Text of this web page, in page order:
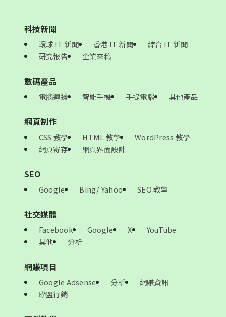
科技新聞
環球 IT 新聞 香港 IT 新聞
綜合 IT 新聞
研究報告
企業來稿
數碼產品
電腦週邊 智能手機 手提電腦 其他產品
網頁制作
CSS 教學 HTML 教學
WordPress 教學
網頁寄存
網頁界面設計
SEO
Google Bing/ Yahoo SEO 教學
社交媒體
Facebook Google X
YouTube
其他
分析
網賺項目
Google Adsense 分析
網賺資訊
聯盟行銷